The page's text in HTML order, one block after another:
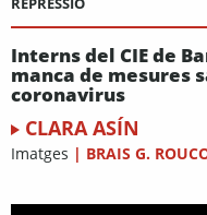
Interns del CIE de
manca de mesures
coronavirus
CLARA ASÍN
Imatges | BRAIS G.